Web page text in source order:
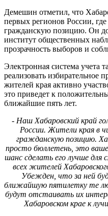
Демешин отметил, что
первых регионов России,
гражданскую позицию. Он
институт общественных
прозрачность выборов и
Электронная система учета
реализовать избирательное
жителей края активно
это приведет к
ближайшие пять лет.
- Наш Хабаровский край
России. Жители края в
гражданскую позицию.
просто бюллетень, это
шанс сделать его лучше для
всех жителей
Убежден, что за ней
ближайшую пятилетку те
будут отстаивать их
Хабаровском крае к